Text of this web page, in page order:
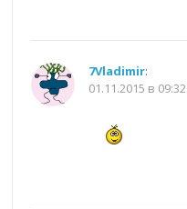
7Vladimir:
01.11.2015 в 09:32